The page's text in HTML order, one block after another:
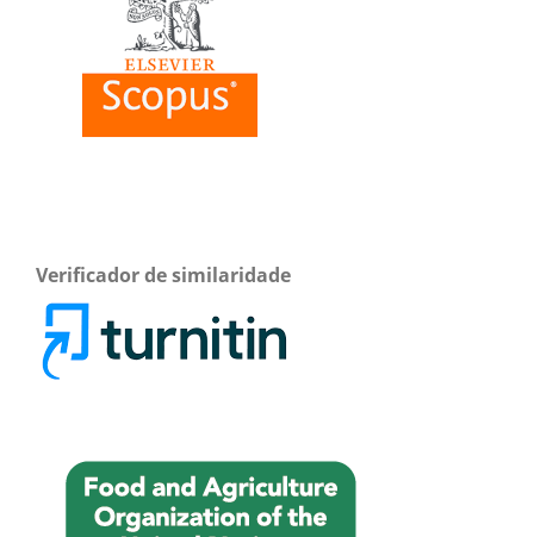
Verificador de similaridade